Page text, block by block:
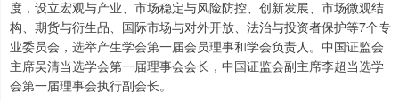
度，设立宏观与产业、市场稳定与风险防控、创新发展、市场微观结
构、期货与衍生品、国际市场与对外开放、法治与投资者保护等7个专
业委员会，选举产生学会第一届会员理事和学会负责人。中国证监会
主席吴清当选学会第一届理事会会长，中国证监会副主席李超当选学
会第一届理事会执行副会长。